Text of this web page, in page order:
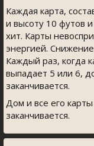
Каждая карта,
и высоту 10 футов
хит. Карты
энергией.
Каждый раз, когда
выпадает 5 или 6,
заканчивается.
Дом и все его
заканчивается.